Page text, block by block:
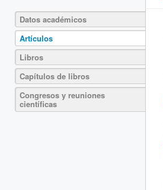
Datos académicos
Artículos
Libros
Capítulos de libros
Congresos y reuniones
científicas